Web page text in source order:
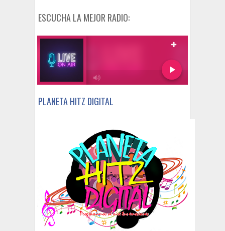
ESCUCHA LA MEJOR RADIO:
PLANETA HITZ DIGITAL